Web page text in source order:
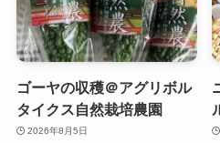
ゴーヤの収穫＠アグリボル
タイクス自然栽培農園
2026年8月5日